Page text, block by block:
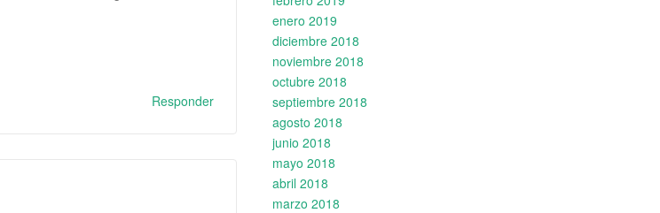
Responder
enero 2019
diciembre 2018
noviembre 2018
octubre 2018
septiembre 2018
agosto 2018
junio 2018
mayo 2018
abril 2018
marzo 2018